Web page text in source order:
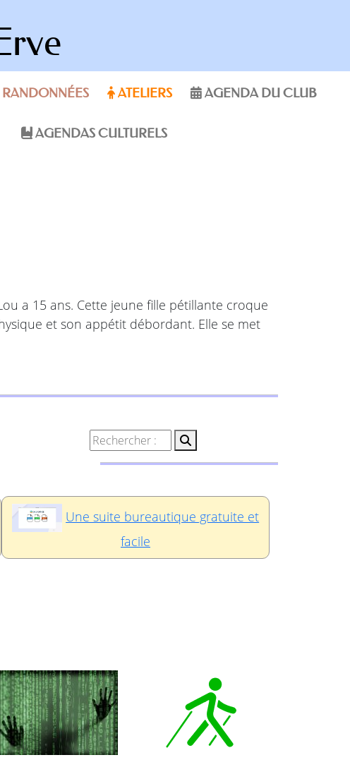
ATELIERS AGENDA DU CLUB
AGENDAS CULTURELS
a 15 ans. Cette jeune fille pétillante croque
et son appétit débordant. Elle se met
Une suite bureautique gratuite et
facile